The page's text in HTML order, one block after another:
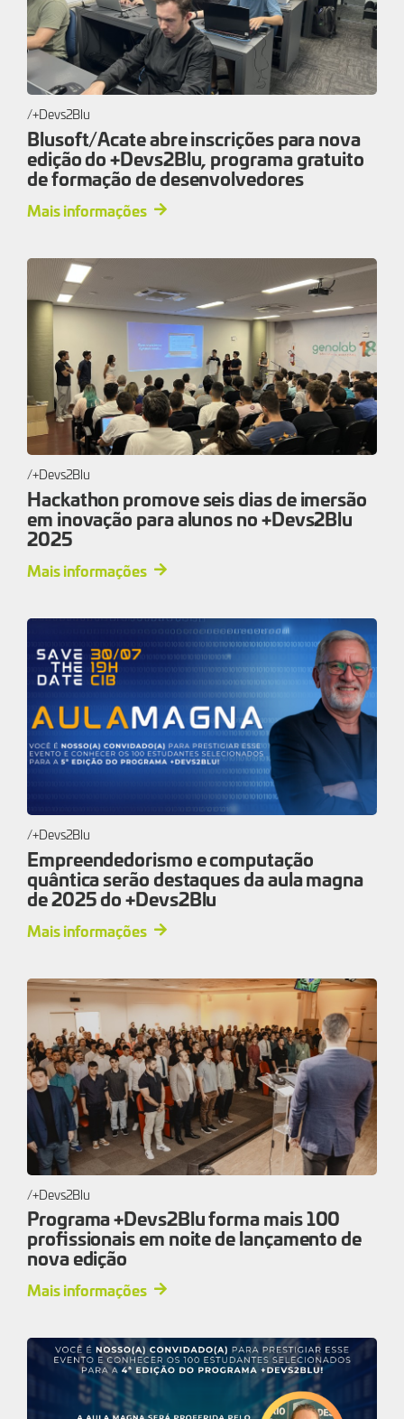
+Devs2Blu
Blusoft/Acate abre inscrições para nova
edição do +Devs2Blu, programa gratuito
de formação de desenvolvedores
Mais informações
+Devs2Blu
Hackathon promove seis dias de imersão
em inovação para alunos no +Devs2Blu
2025
Mais informações
+Devs2Blu
Empreendedorismo e computação
quântica serão destaques da aula magna
de 2025 do +Devs2Blu
Mais informações
+Devs2Blu
Programa +Devs2Blu forma mais 100
profissionais em noite de lançamento de
nova edição
Mais informações